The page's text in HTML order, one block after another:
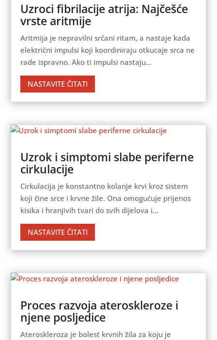
Uzroci fibrilacije atrija: Najčešće
vrste aritmije
Aritmija je nepravilni srčani ritam, a nastaje kada
električni impulsi koji koordiniraju otkucaje srca ne
rade ispravno. Ako ti impulsi nastaju...
NASTAVITE ČITATI
Uzrok i simptomi slabe periferne
cirkulacije
Cirkulacija je konstantno kolanje krvi kroz sistem
koji čine srce i krvne žile. Ona omogućuje prijenos
kisika i hranjivih tvari do svih dijelova i...
NASTAVITE ČITATI
Proces razvoja ateroskleroze i
njene posljedice
Ateroskleroza je bolest krvnih žila za koju je